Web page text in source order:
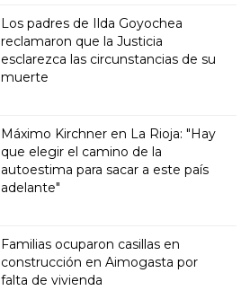
Los padres de Ilda Goyochea
reclamaron que la Justicia
esclarezca las circunstancias de su
muerte
Máximo Kirchner en La Rioja: "Hay
que elegir el camino de la
autoestima para sacar a este país
adelante"
Familias ocuparon casillas en
construcción en Aimogasta por
falta de vivienda